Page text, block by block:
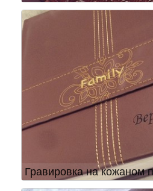
Гравировка на кожаном